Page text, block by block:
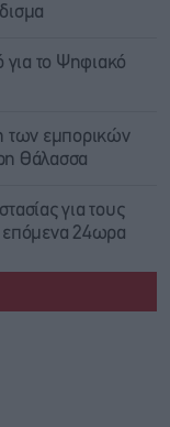
για το Ψηφιακό
των εμπορικών
Θάλασσα
για τους
επόμενα 24ωρα